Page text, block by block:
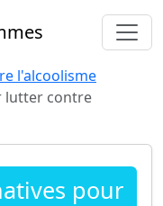
l'alcoolisme
lutter contre
pour